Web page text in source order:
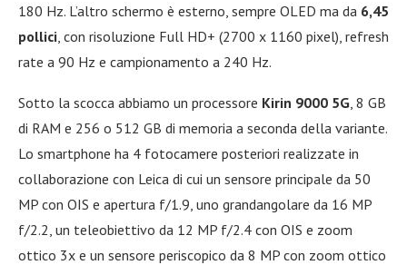
180 Hz. L’altro schermo è esterno, sempre OLED ma da 6,45
pollici , con risoluzione Full HD+ (2700 x 1160 pixel), refresh
rate a 90 Hz e campionamento a 240 Hz.
Sotto la scocca abbiamo un processore Kirin 9000 5G , 8 GB
di RAM e 256 o 512 GB di memoria a seconda della variante.
Lo smartphone ha 4 fotocamere posteriori realizzate in
collaborazione con Leica di cui un sensore principale da 50
MP con OIS e apertura f/1.9, uno grandangolare da 16 MP
f/2.2, un teleobiettivo da 12 MP f/2.4 con OIS e zoom
ottico 3x e un sensore periscopico da 8 MP con zoom ottico